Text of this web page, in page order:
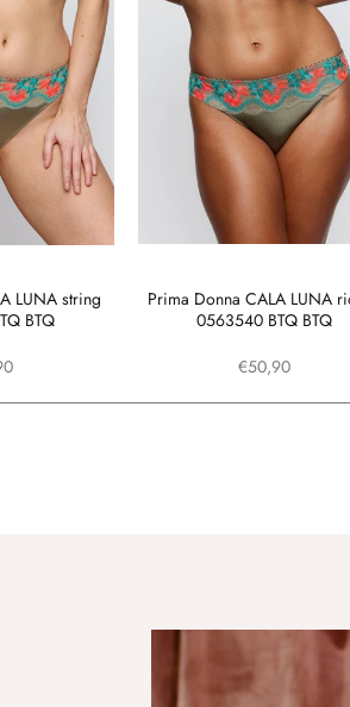
Prima Donna CALA LUNA
0563540 BTQ BTQ
€50,90
LUNA string
BTQ